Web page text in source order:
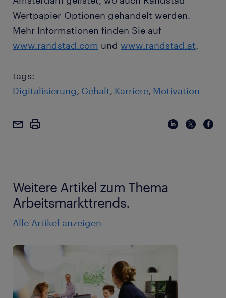
Wertpapier-Optionen gehandelt werden.
Mehr Informationen finden Sie auf
www.randstad.com und www.randstad.at.
tags:
Digitalisierung Gehalt Karriere Motivation
Weitere Artikel zum Thema
Arbeitsmarkttrends.
Alle Artikel anzeigen